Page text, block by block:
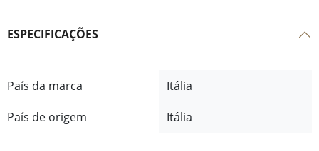
ESPECIFICAÇÕES
País da marca
Itália
País de origem
Itália